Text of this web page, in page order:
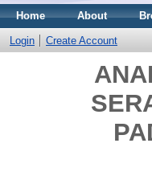
Home About
Login Create Account